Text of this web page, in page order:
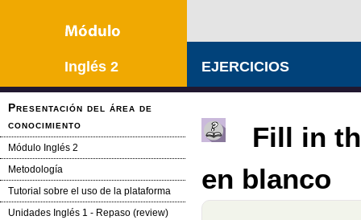
Inglés 2
Presentación del área de
conocimiento
Módulo Inglés 2
Metodología
Tutorial sobre el uso de la plataforma
Unidades Inglés 1 - Repaso (review)
EJERCICIOS
Fill in
en blanco